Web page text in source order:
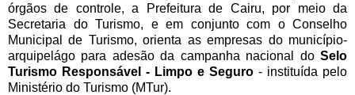
órgãos de controle, a Prefeitura de Cairu, por meio da
Secretaria do Turismo, e em conjunto com o Conselho
Municipal de Turismo, orienta as empresas do município-
arquipelágo para adesão da campanha nacional do Selo
Turismo Responsável - Limpo e Seguro - instituída pelo
Ministério do Turismo (MTur).